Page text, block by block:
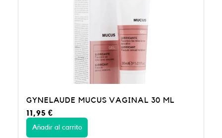
GYNELAUDE MUCUS VAGINAL 30 ML
11,95€
Añadir al carrito